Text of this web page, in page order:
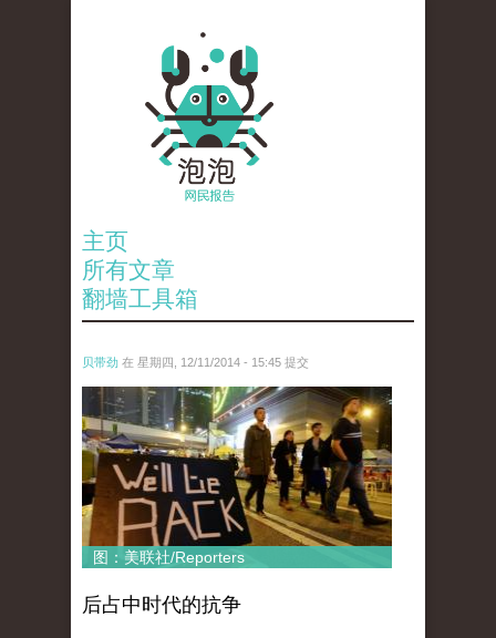
主页
所有文章
翻墙工具箱
贝带劲 在 星期四, 12/11/2014 - 15:45 提交
reporters_18475535.jpg
图：美联社/Reporters
后占中时代的抗争